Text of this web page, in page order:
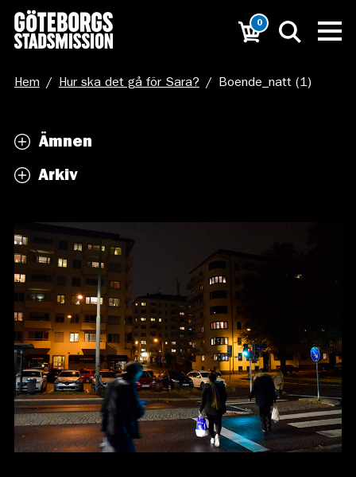
0
Hem / Hur ska det gå för Sara? / Boende_natt (1)
Ämnen
Arkiv